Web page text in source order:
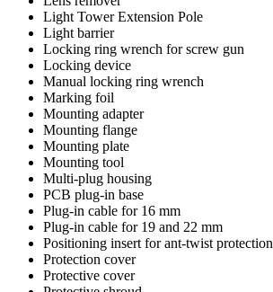
Light Tower Extension Pole
Light barrier
Locking ring wrench for screw gun
Locking device
Manual locking ring wrench
Marking foil
Mounting adapter
Mounting flange
Mounting plate
Mounting tool
Multi-plug housing
PCB plug-in base
Plug-in cable for 16 mm
Plug-in cable for 19 and 22 mm
Positioning insert for ant-twist protection
Protection cover
Protective cover